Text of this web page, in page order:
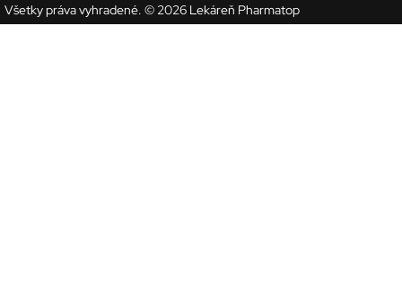
Všetky práva vyhradené. © 2026 Lekáreň Pharmatop